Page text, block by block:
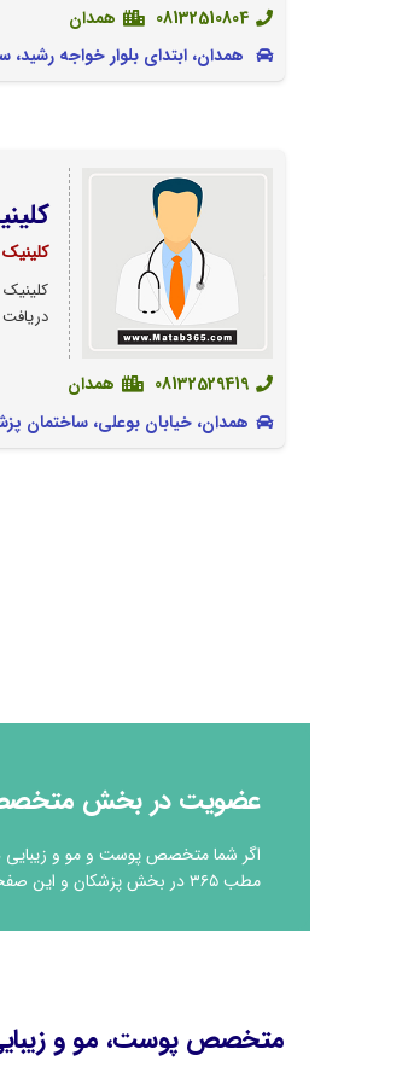
08132510804
همدان
همدان، ابتدای بلوار خواجه رشید،
08132529419
همدان
همدان، خیابان بوعلی، ساختمان
عضویت در بخش متخصص
اگر شما متخصص پوست و مو و زیبایی
مطب ۳۶۵ در بخش پزشکان و این صفحه ثبت کنید.
متخصص پوست، مو و